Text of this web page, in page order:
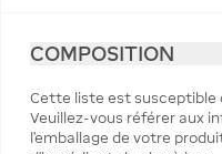
COMPOSITION
Cette liste est susceptible
Veuillez-vous référer aux
l'emballage de votre